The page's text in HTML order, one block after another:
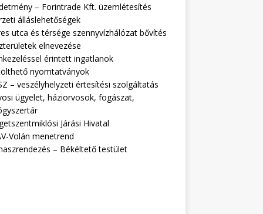
– Forintrade Kft. üzemlétesítés
álláslehetőségek
utca és térsége szennyvízhálózat bővítés
elnevezése
érintett ingatlanok
nyomtatványok
– veszélyhelyzeti értesítési szolgáltatás
ügyelet, háziorvosok, fogászat,
Járási Hivatal
Volán menetrend
– Békéltető testület